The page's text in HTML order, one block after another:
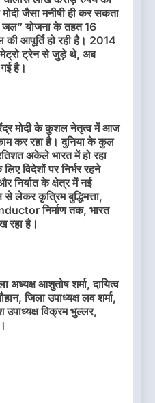
जैसा मनीषी ही कर सकता
योजना के तहत 16
आपूर्ति हो रही है। 2014
ट्रेन से जुड़े थे, अब
है।
मोदी के कुशल नेतृत्व में आज
कर रहा है। दुनिया के कुल
अकेले भारत में हो रहा
विदेशों पर निर्भर रहने
निर्यात के क्षेत्र में नई
लेकर कृत्रिम बुद्धिमत्ता,
निर्माण तक, भारत
रहा है।
अध्यक्ष आशुतोष शर्मा, दायित्व
जिला उपाध्यक्ष लव शर्मा,
उपाध्यक्ष विक्रम भुल्लर,